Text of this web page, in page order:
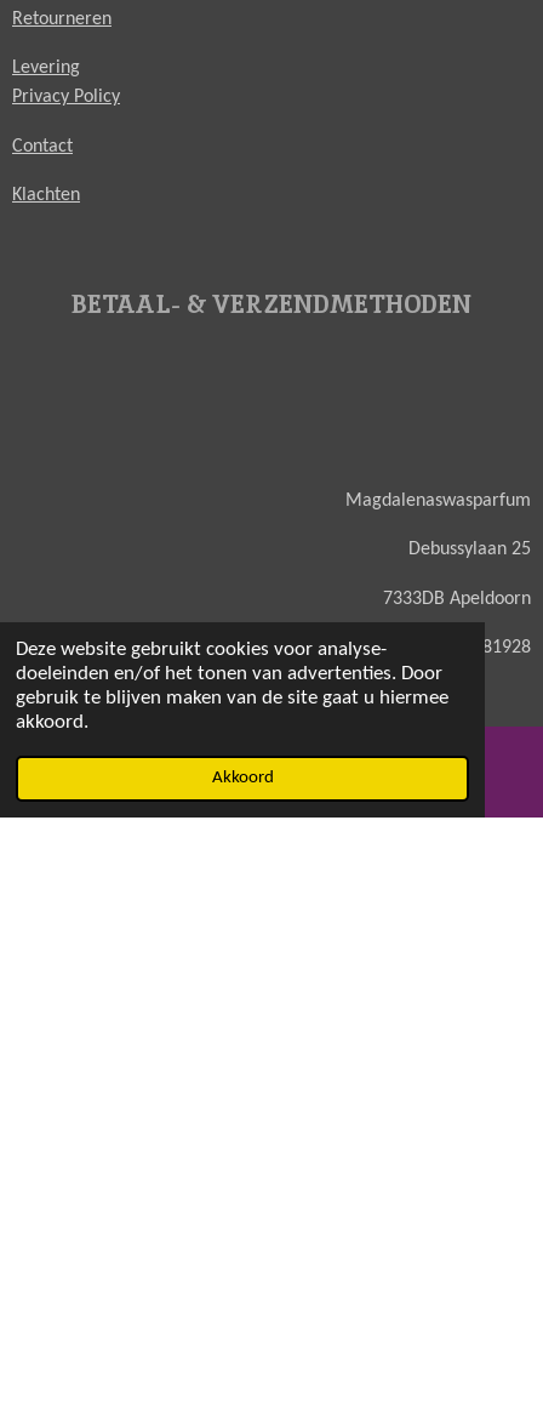
Deze website gebruikt cookies voor analyse-
doeleinden en/of het tonen van advertenties. Door
gebruik te blijven maken van de site gaat u hiermee
akkoord.
Akkoord
Retourneren
Levering
Privacy Policy
Contact
Klachten
BETAAL- & VERZENDMETHODEN
Magdalenaswasparfum
Debussylaan 25
7333DB Apeldoorn
KVK: 71581928
© 2021 - 2026 Magdalenaswasparfum